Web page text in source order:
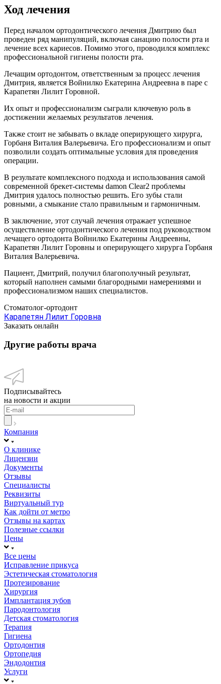
Ход лечения
Перед началом ортодонтического лечения Дмитрию был
проведен ряд манипуляций, включая санацию полости рта и
лечение всех кариесов. Помимо этого, проводился комплекс
профессиональной гигиены полости рта.
Лечащим ортодонтом, ответственным за процесс лечения
Дмитрия, является Войнилко Екатерина Андреевна в паре с
Карапетян Лилит Горовной.
Их опыт и профессионализм сыграли ключевую роль в
достижении желаемых результатов лечения.
Также стоит не забывать о вкладе оперирующего хирурга,
Горбаня Виталия Валерьевича. Его профессионализм и опыт
позволили создать оптимальные условия для проведения
операции.
В результате комплексного подхода и использования самой
современной брекет-системы damon Clear2 проблемы
Дмитрия удалось полностью решить. Его зубы стали
ровными, а смыкание стало правильным и гармоничным.
В заключение, этот случай лечения отражает успешное
осуществление ортодонтического лечения под руководством
лечащего ортодонта Войнилко Екатерины Андреевны,
Карапетян Лилит Горовны и оперирующего хирурга Горбаня
Виталия Валерьевича.
Пациент, Дмитрий, получил благополучный результат,
который наполнен самыми благородными намерениями и
профессионализмом наших специалистов.
Стоматолог-ортодонт
Карапетян Лилит Горовна
Заказать онлайн
Другие работы врача
Подписывайтесь
на новости и акции
Компания
О клинике
Лицензии
Документы
Отзывы
Специалисты
Реквизиты
Виртуальный тур
Как дойти от метро
Отзывы на картах
Полезные ссылки
Цены
Все цены
Исправление прикуса
Эстетическая стоматология
Протезирование
Хирургия
Имплантация зубов
Пародонтология
Детская стоматология
Терапия
Гигиена
Ортодонтия
Ортопедия
Эндодонтия
Услуги